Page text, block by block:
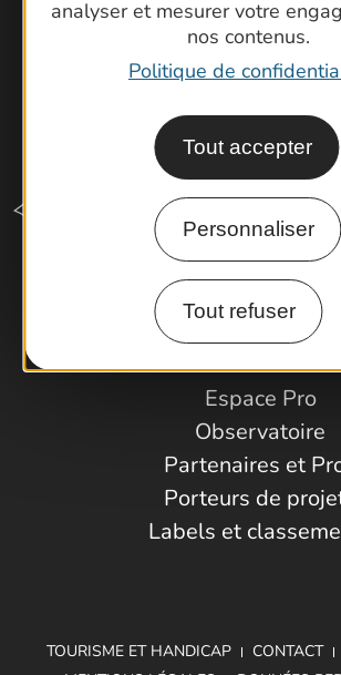
analyser et mesurer votre
nos contenus.
Politique de
Tout accepter
Personnaliser
Tout refuser
Comment venir ?
Espace Pro
Observatoire
Partenaires et
Porteurs de
Labels et
TOURISME ET HANDICAP CONTACT